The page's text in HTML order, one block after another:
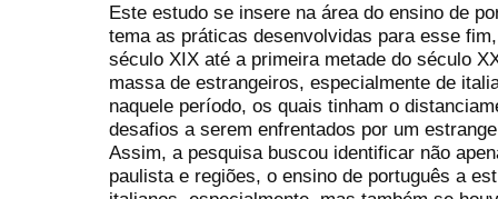
Este estudo se insere na área do ensino de
tema as práticas desenvolvidas para esse
século XIX até a primeira metade do século
massa de estrangeiros, especialmente de
naquele período, os quais tinham o
desafios a serem enfrentados por um
Assim, a pesquisa buscou identificar não
paulista e regiões, o ensino de português a